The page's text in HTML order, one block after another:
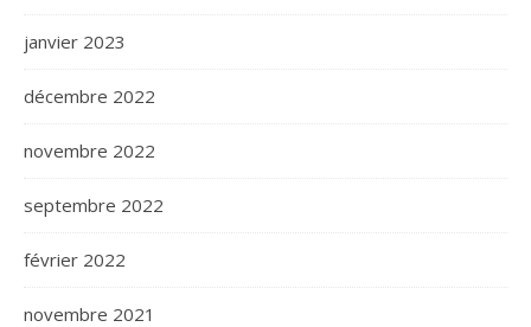
janvier 2023
décembre 2022
novembre 2022
septembre 2022
février 2022
novembre 2021